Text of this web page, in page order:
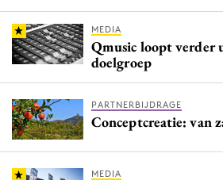
MEDIA
Qmusic loopt verder
doelgroep
PARTNERBIJDRAGE
Conceptcreatie: van
MEDIA